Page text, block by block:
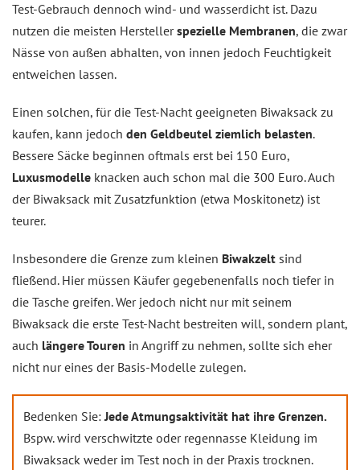
Test-Gebrauch dennoch wind- und wasserdicht ist. Dazu
nutzen die meisten Herstellerspezielle Membranen, die zwar
Nässe von außen abhalten, von innen jedoch Feuchtigkeit
entweichen lassen.
Einen solchen, für die Test-Nacht geeigneten Biwaksack zu
kaufen, kann jedoch den Geldbeutel ziemlich belasten.
Bessere Säcke beginnen oftmals erst bei 150 Euro,
Luxusmodelle knacken auch schon mal die 300 Euro. Auch
der Biwaksack mit Zusatzfunktion (etwa Moskitonetz) ist
teurer.
Insbesondere die Grenze zum kleinen Biwakzelt sind
fließend. Hier müssen Käufer gegebenenfalls noch tiefer in
die Tasche greifen. Wer jedoch nicht nur mit seinem
Biwaksack die erste Test-Nacht bestreiten will, sondern plant,
auch längere Touren in Angriff zu nehmen, sollte sich eher
nicht nur eines der Basis-Modelle zulegen.
Bedenken Sie:Jede Atmungsaktivität hat ihre Grenzen.
Bspw. wird verschwitzte oder regennasse Kleidung im
Biwaksack weder im Test noch in der Praxis trocknen.